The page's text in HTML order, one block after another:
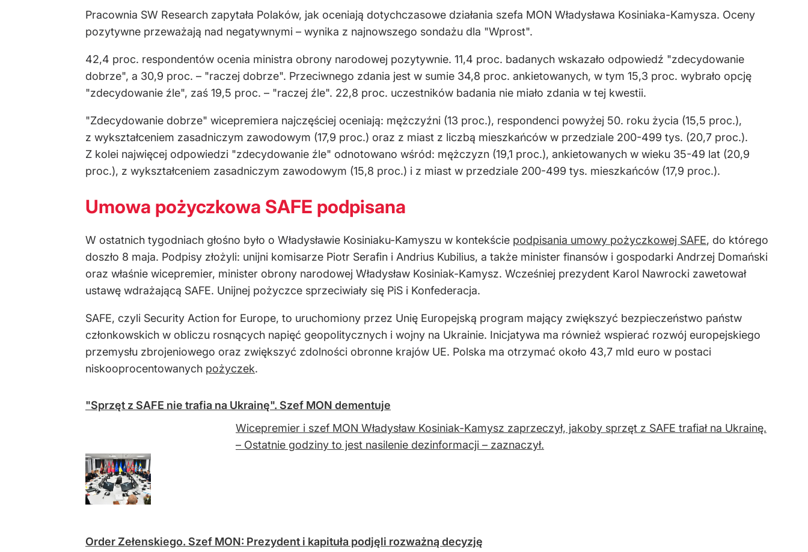
Pracownia SW Research zapytała Polaków, jak oceniają dotychczasowe działania szefa MON Władysława Kosiniaka-Kamysza. Oceny
pozytywne przeważają nad negatywnymi – wynika z najnowszego sondażu dla "Wprost".
42,4 proc. respondentów ocenia ministra obrony narodowej pozytywnie. 11,4 proc. badanych wskazało odpowiedź "zdecydowanie
dobrze", a 30,9 proc. – "raczej dobrze". Przeciwnego zdania jest w sumie 34,8 proc. ankietowanych, w tym 15,3 proc. wybrało opcję
"zdecydowanie źle", zaś 19,5 proc. – "raczej źle". 22,8 proc. uczestników badania nie miało zdania w tej kwestii.
"Zdecydowanie dobrze" wicepremiera najczęściej oceniają: mężczyźni (13 proc.), respondenci powyżej 50. roku życia (15,5 proc.),
z wykształceniem zasadniczym zawodowym (17,9 proc.) oraz z miast z liczbą mieszkańców w przedziale 200-499 tys. (20,7 proc.).
Z kolei najwięcej odpowiedzi "zdecydowanie źle" odnotowano wśród: mężczyzn (19,1 proc.), ankietowanych w wieku 35-49 lat (20,9
proc.), z wykształceniem zasadniczym zawodowym (15,8 proc.) i z miast w przedziale 200-499 tys. mieszkańców (17,9 proc.).
Umowa pożyczkowa SAFE podpisana
W ostatnich tygodniach głośno było o Władysławie Kosiniaku-Kamyszu w kontekście podpisania umowy pożyczkowej SAFE, do którego
doszło 8 maja. Podpisy złożyli: unijni komisarze Piotr Serafin i Andrius Kubilius, a także minister finansów i gospodarki Andrzej Domański
oraz właśnie wicepremier, minister obrony narodowej Władysław Kosiniak-Kamysz. Wcześniej prezydent Karol Nawrocki zawetował
ustawę wdrażającą SAFE. Unijnej pożyczce sprzeciwiały się PiS i Konfederacja.
SAFE, czyli Security Action for Europe, to uruchomiony przez Unię Europejską program mający zwiększyć bezpieczeństwo państw
członkowskich w obliczu rosnących napięć geopolitycznych i wojny na Ukrainie. Inicjatywa ma również wspierać rozwój europejskiego
przemysłu zbrojeniowego oraz zwiększyć zdolności obronne krajów UE. Polska ma otrzymać około 43,7 mld euro w postaci
niskooprocentowanych pożyczek.
"Sprzęt z SAFE nie trafia na Ukrainę". Szef MON dementuje
Wicepremier i szef MON Władysław Kosiniak-Kamysz zaprzeczył, jakoby sprzęt z SAFE trafiał na Ukrainę.
– Ostatnie godziny to jest nasilenie dezinformacji – zaznaczył.
Order Zełenskiego. Szef MON: Prezydent i kapituła podjęli rozważną decyzję